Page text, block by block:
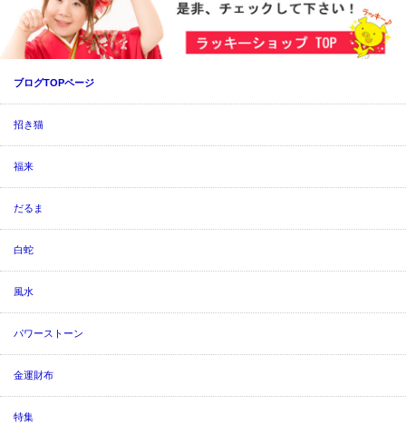
ブログTOPページ
招き猫
福来
だるま
白蛇
風水
パワーストーン
金運財布
特集